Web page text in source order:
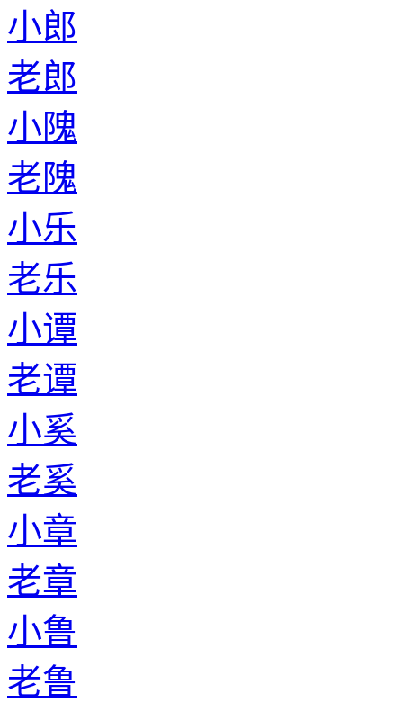
小郎
老郎
小隗
老隗
小乐
老乐
小谭
老谭
小奚
老奚
小章
老章
小鲁
老鲁